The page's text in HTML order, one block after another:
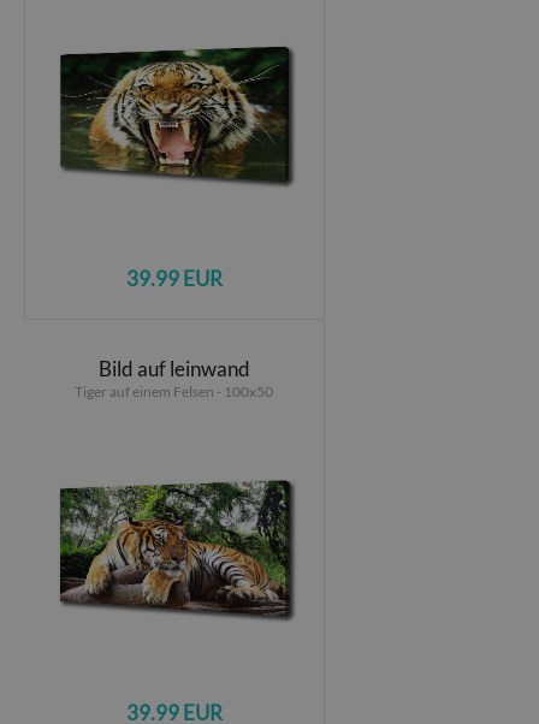
39.99 EUR
Bild auf leinwand
Tiger auf einem Felsen - 100x50
39.99 EUR